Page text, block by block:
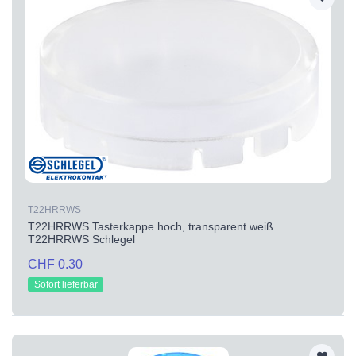
T22HRRWS
T22HRRWS Tasterkappe hoch, transparent weiß
T22HRRWS Schlegel
CHF 0.30
Sofort lieferbar